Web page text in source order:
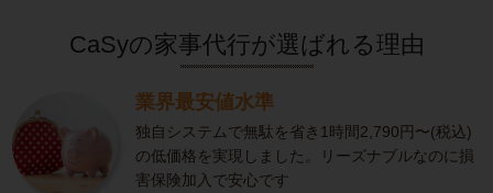
CaSyの家事代行が選ばれる理由
業界最安値水準
独自システムで無駄を省き1時間2,790円〜(税込)
の低価格を実現しました。リーズナブルなのに損
害保険加入で安心です